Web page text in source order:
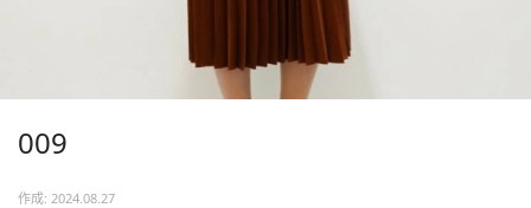
009
作成: 2024.08.27